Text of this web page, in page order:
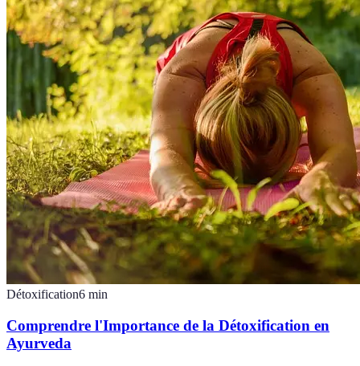
Détoxification6 min
Comprendre l'Importance de la Détoxification en
Ayurveda